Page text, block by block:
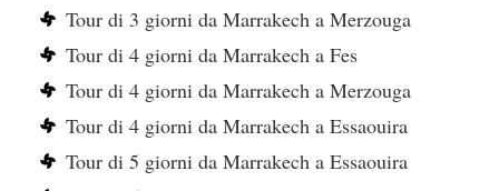
Tour di 3 giorni da Marrakech a Merzouga
Tour di 4 giorni da Marrakech a Fes
Tour di 4 giorni da Marrakech a Merzouga
Tour di 4 giorni da Marrakech a Essaouira
Tour di 5 giorni da Marrakech a Essaouira